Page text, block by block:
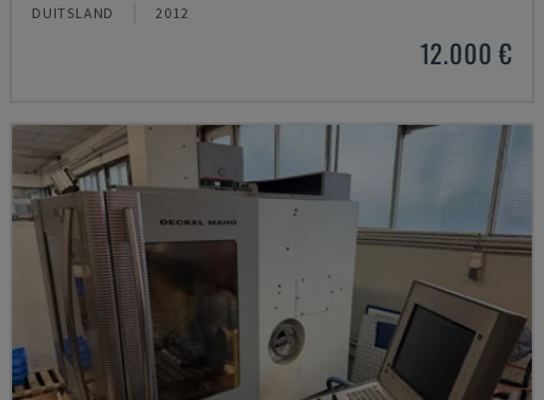
DUITSLAND 2012
12.000 €